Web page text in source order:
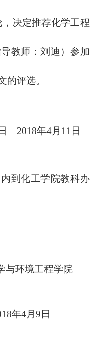
决定推荐化学工程
教师：刘迪）参加
的评选。
—2018年4月11日
到化工学院教科办
与环境工程学院
年4月9日